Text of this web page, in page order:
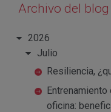
Archivo del blog
2026
Julio
Resiliencia,
oficina: